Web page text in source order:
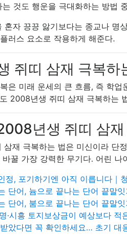
것도 행운을 극대화하는 방법
혼자 끙끙 앓기보다는 종교나 명
러스 요소로 작용하게 해준다.
쥐띠 삼재 극복하
은 미래 운세의 큰 흐름, 즉 학
2008년생 쥐띠 삼재 극복하는
년생 쥐띠 삼
재 극복하는 법은 미신이라 단
꿀 가장 강력한 무기다. 어린 나
정, 포기하기엔 아직 이릅니다｜
단어, 늄으로 끝나는 단어 끝말
단어, 붐으로 끝나는 단어 끝말
명·시흥 토지보상금이 예상보다
았다면 꼭 확인하세요… 초기 대